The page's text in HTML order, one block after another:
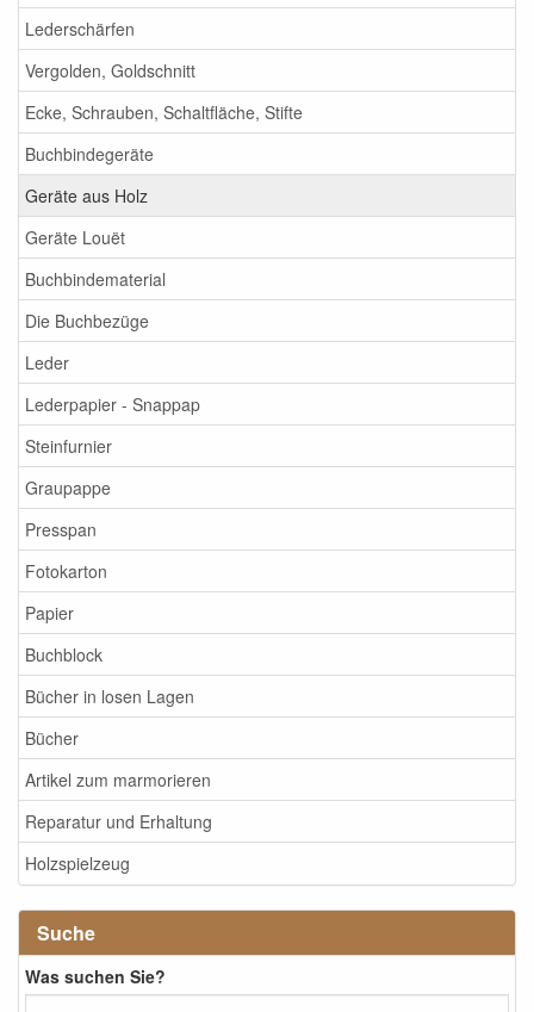
Lederschärfen
Vergolden, Goldschnitt
Ecke, Schrauben, Schaltfläche, Stifte
Buchbindegeräte
Geräte aus Holz
Geräte Louët
Buchbindematerial
Die Buchbezüge
Leder
Lederpapier - Snappap
Steinfurnier
Graupappe
Presspan
Fotokarton
Papier
Buchblock
Bücher in losen Lagen
Bücher
Artikel zum marmorieren
Reparatur und Erhaltung
Holzspielzeug
Suche
Was suchen Sie?